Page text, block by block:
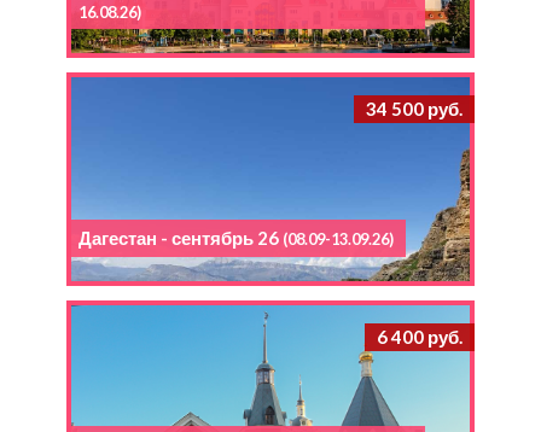
16.08.26)
34 500 руб.
Дагестан - сентябрь 26 (08.09-13.09.26)
6 400 руб.